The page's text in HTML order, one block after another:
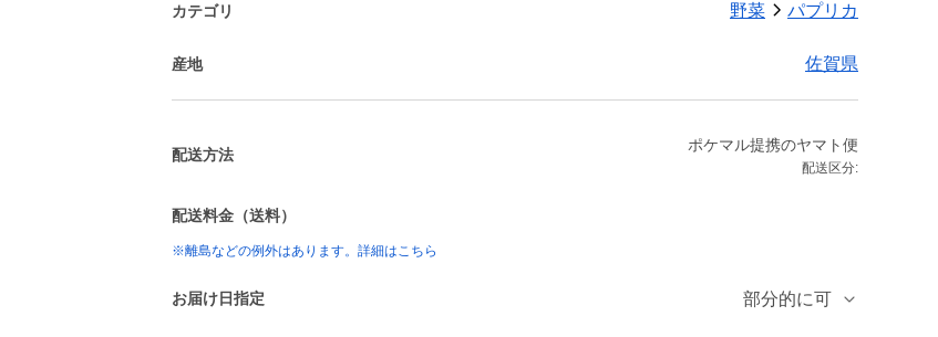
カテゴリ 野菜 パプリカ
産地 佐賀県
配送方法
ポケマル提携のヤマト便
配送区分:
配送料金（送料）
※離島などの例外はあります。詳細はこちら
お届け日指定 部分的に可